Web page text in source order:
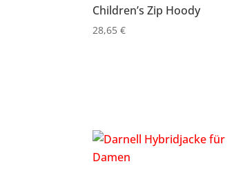
Children’s Zip Hoody
28,65€